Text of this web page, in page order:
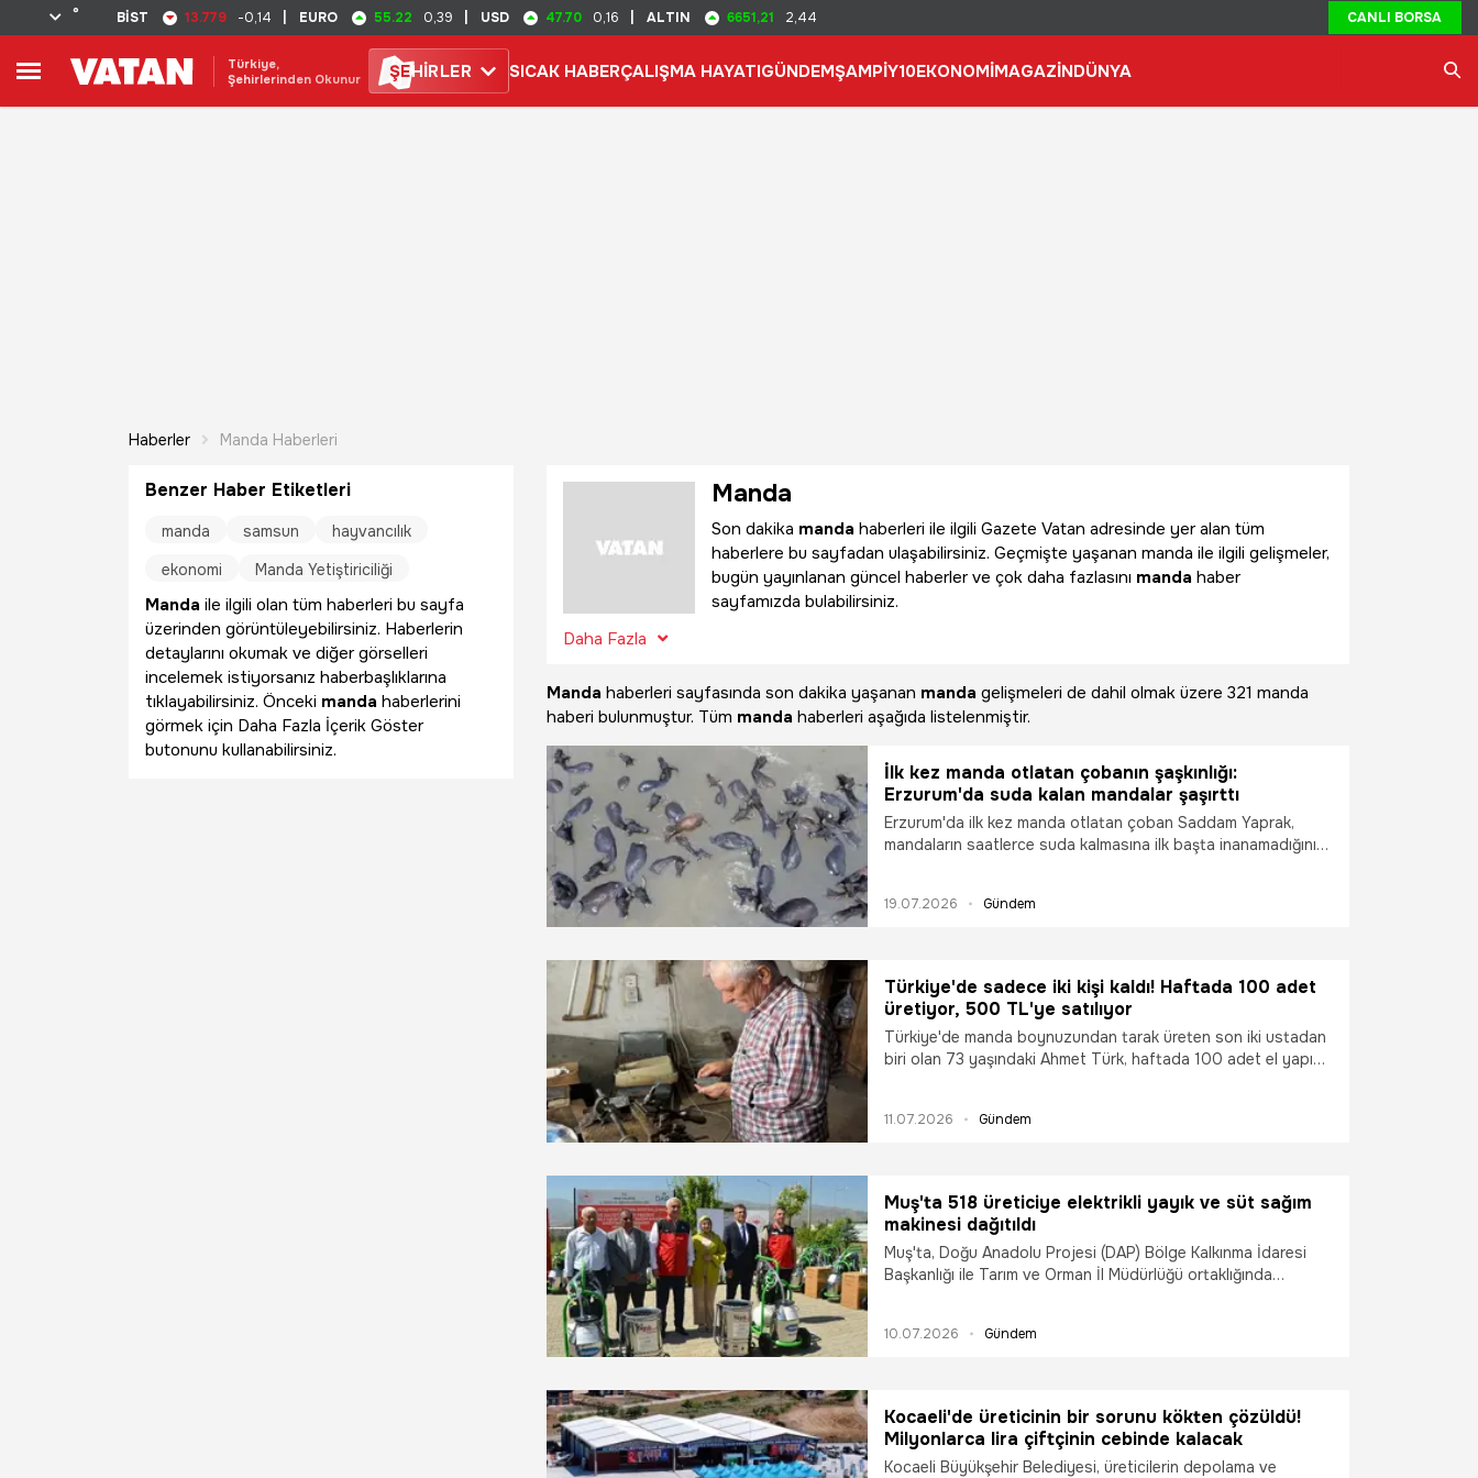
° BİST 13.779 -0,14 EURO 55.22 0,39 USD 47.70 0,16 ALTIN 6651,21 2,44 CANLI BORSA
Türkiye,
Şehirlerinden Okunur
ŞEHİRLER SICAK HABERÇALIŞMA HAYATIGÜNDEMŞAMPİY10EKONOMİMAGAZİNDÜNYA
Haberler Manda Haberleri
Manda
Son dakika manda haberleri ile ilgili Gazete Vatan adresinde yer alan tüm
haberlere bu sayfadan ulaşabilirsiniz. Geçmişte yaşanan manda ile ilgili gelişmeler,
bugün yayınlanan güncel haberler ve çok daha fazlasını manda haber
sayfamızda bulabilirsiniz.
Daha Fazla
Manda haberleri sayfasında son dakika yaşanan manda gelişmeleri de dahil olmak üzere 321 manda
haberi bulunmuştur. Tüm manda haberleri aşağıda listelenmiştir.
İlk kez manda otlatan çobanın şaşkınlığı:
Erzurum'da suda kalan mandalar şaşırttı
Erzurum'da ilk kez manda otlatan çoban Saddam Yaprak,
mandaların saatlerce suda kalmasına ilk başta inanamadığını
19.07.2026 Gündem
Türkiye'de sadece iki kişi kaldı! Haftada 100 adet
üretiyor, 500 TL'ye satılıyor
Türkiye'de manda boynuzundan tarak üreten son iki ustadan
biri olan 73 yaşındaki Ahmet Türk, haftada 100 adet el yapımı
işçiliğine göre 300 ile 500 TL arasında alıcı buluyor.
11.07.2026 Gündem
Muş'ta 518 üreticiye elektrikli yayık ve süt sağım
makinesi dağıtıldı
Muş'ta, Doğu Anadolu Projesi (DAP) Bölge Kalkınma İdaresi
Başkanlığı ile Tarım ve Orman İl Müdürlüğü ortaklığında
Yaklaşık 11 milyon lira bütçeli dev yatırımın meyvesi olarak, il
edildi. Bu hamleyle birlikte Muş’un, Türkiye’nin damızlık manda
üretiminde sarsılmaz bir liderliğe taşınması hedefleniyor.
10.07.2026 Gündem
Kocaeli'de üreticinin bir sorunu kökten çözüldü!
Milyonlarca lira çiftçinin cebinde kalacak
Kocaeli Büyükşehir Belediyesi, üreticilerin depolama ve
Benzer Haber Etiketleri
manda samsun
hayvancılık
ekonomi
Manda Yetiştiriciliği
Manda ile ilgili olan tüm haberleri bu sayfa
üzerinden görüntüleyebilirsiniz. Haberlerin
detaylarını okumak ve diğer görselleri
incelemek istiyorsanız haberbaşlıklarına
tıklayabilirsiniz. Önceki manda haberlerini
görmek için Daha Fazla İçerik Göster
butonunu kullanabilirsiniz.